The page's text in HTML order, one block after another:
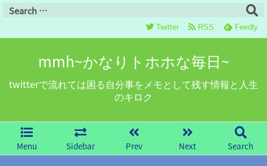
mmh~かなりトホホな毎日~
twitterで流れては困る自分事をメモとして残す情報と人生
のキロク
Menu Sidebar Prev Next Search
Twitter RSS Feedly